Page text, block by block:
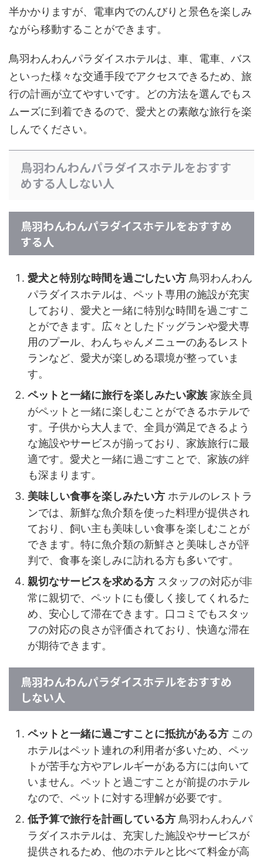
半かかりますが、電車内でのんびりと景色を楽しみ
ながら移動することができます。
鳥羽わんわんパラダイスホテルは、車、電車、バス
といった様々な交通手段でアクセスできるため、旅
行の計画が立てやすいです。どの方法を選んでもス
ムーズに到着できるので、愛犬との素敵な旅行を楽
しんでください。
鳥羽わんわんパラダイスホテルをおすす
めする人しない人
鳥羽わんわんパラダイスホテルをおすすめ
する人
愛犬と特別な時間を過ごしたい方 鳥羽わんわん
パラダイスホテルは、ペット専用の施設が充実
しており、愛犬と一緒に特別な時間を過ごすこ
とができます。広々としたドッグランや愛犬専
用のプール、わんちゃんメニューのあるレスト
ランなど、愛犬が楽しめる環境が整っていま
す。
ペットと一緒に旅行を楽しみたい家族 家族全員
がペットと一緒に楽しむことができるホテルで
す。子供から大人まで、全員が満足できるよう
な施設やサービスが揃っており、家族旅行に最
適です。愛犬と一緒に過ごすことで、家族の絆
も深まります。
美味しい食事を楽しみたい方 ホテルのレストラ
ンでは、新鮮な魚介類を使った料理が提供され
ており、飼い主も美味しい食事を楽しむことが
できます。特に魚介類の新鮮さと美味しさが評
判で、食事を楽しみに訪れる方も多いです。
親切なサービスを求める方 スタッフの対応が非
常に親切で、ペットにも優しく接してくれるた
め、安心して滞在できます。口コミでもスタッ
フの対応の良さが評価されており、快適な滞在
が期待できます。
鳥羽わんわんパラダイスホテルをおすすめ
しない人
ペットと一緒に過ごすことに抵抗がある方 この
ホテルはペット連れの利用者が多いため、ペッ
トが苦手な方やアレルギーがある方には向いて
いません。ペットと過ごすことが前提のホテル
なので、ペットに対する理解が必要です。
低予算で旅行を計画している方 鳥羽わんわんパ
ラダイスホテルは、充実した施設やサービスが
提供されるため、他のホテルと比べて料金が高